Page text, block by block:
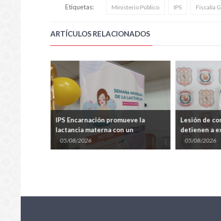
Etiquetas: Ministerio Público IPS Fiscalía
ARTÍCULOS RELACIONADOS
IPS Encarnación promueve la
lactancia materna con un
conversatorio dirigido a madres y
familias
05/08/2026
Lesión de
detienen a
Bataglia
05/08/2026